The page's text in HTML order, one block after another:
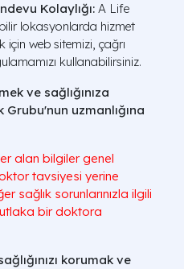
Kolaylığı: A Life
lokasyonlarda hizmet
için web sitemizi, çağrı
kullanabilirsiniz.
ve sağlığınıza
uzmanlığına
alan bilgiler genel
tavsiyesi yerine
sağlık sorunlarınızla ilgili
bir doktora
korumak ve